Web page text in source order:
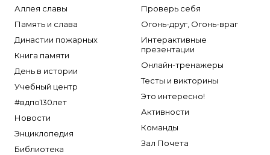
Аллея славы
Память и слава
Династии пожарных
Книга памяти
День в истории
Учебный центр
#вдпо130лет
Новости
Энциклопедия
Библиотека
Проверь себя
Огонь-друг, Огонь-враг
Интерактивные
презентации
Онлайн-тренажеры
Тесты и викторины
Это интересно!
Активности
Команды
Зал Почета